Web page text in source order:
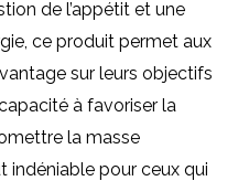
de l’appétit et une
ce produit permet aux
sur leurs objectifs
à favoriser la
la masse
indéniable pour ceux qui